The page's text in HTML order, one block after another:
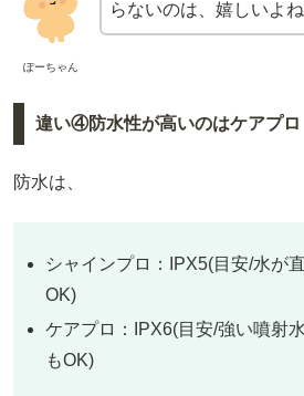
ぽーちゃん
らないのは、嬉しいよね
違い④防水性が高いのはケアプロ
防水は、
シャインプロ：IPX5(目安/水が
OK)
ケアプロ：IPX6(目安/強い噴射
もOK)